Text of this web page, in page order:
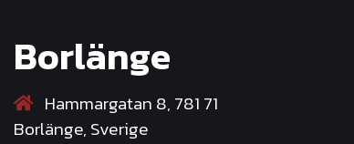
Borlänge
Hammargatan 8, 781 71
Borlänge, Sverige